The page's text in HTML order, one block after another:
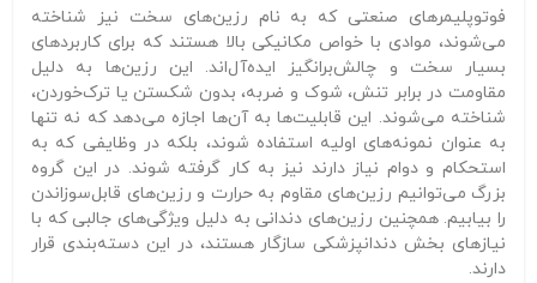
فوتوپلیمرهای صنعتی که به نام رزین‌های سخت نیز شناخته
می‌شوند، موادی با خواص مکانیکی بالا هستند که برای کاربردهای
بسیار سخت و چالش‌برانگیز ایده‌آل‌اند. این رزین‌ها به دلیل
مقاومت در برابر تنش، شوک و ضربه، بدون شکستن یا ترک‌خوردن،
شناخته می‌شوند. این قابلیت‌ها به آن‌ها اجازه می‌دهد که نه تنها
به عنوان نمونه‌های اولیه استفاده شوند، بلکه در وظایفی که به
استحکام و دوام نیاز دارند نیز به کار گرفته شوند. در این گروه
بزرگ می‌توانیم رزین‌های مقاوم به حرارت و رزین‌های قابل‌سوزاندن
را بیابیم. همچنین رزین‌های دندانی به دلیل ویژگی‌های جالبی که با
نیازهای بخش دندانپزشکی سازگار هستند، در این دسته‌بندی قرار
دارند.